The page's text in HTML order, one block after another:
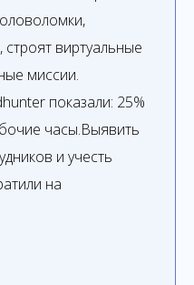
виртуальные
миссии.
показали: 25%
часы.Выявить
и учесть
на